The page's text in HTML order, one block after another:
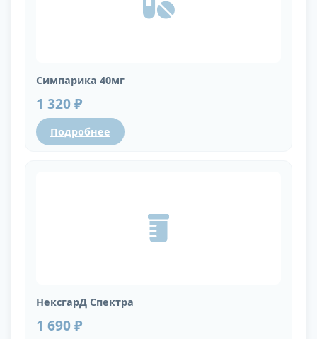
Симпарика 40мг
1 320 ₽
Подробнее
НексгарД Спектра
1 690 ₽